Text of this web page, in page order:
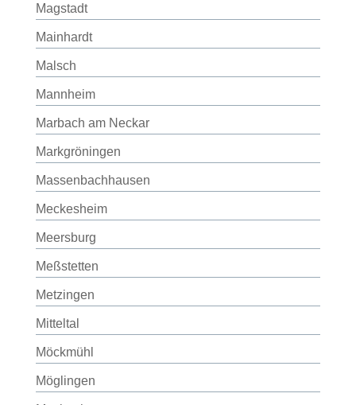
Magstadt
Mainhardt
Malsch
Mannheim
Marbach am Neckar
Markgröningen
Massenbachhausen
Meckesheim
Meersburg
Meßstetten
Metzingen
Mitteltal
Möckmühl
Möglingen